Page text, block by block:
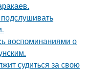
воспоминаниями о
судиться за свою